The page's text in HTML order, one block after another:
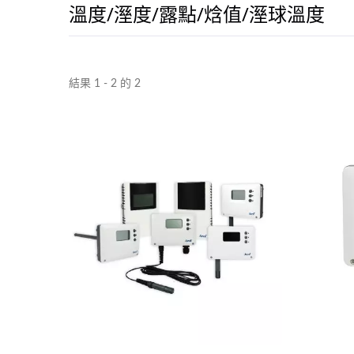
溫度/溼度/露點/焓值/溼球溫度
結果 1 - 2 的 2